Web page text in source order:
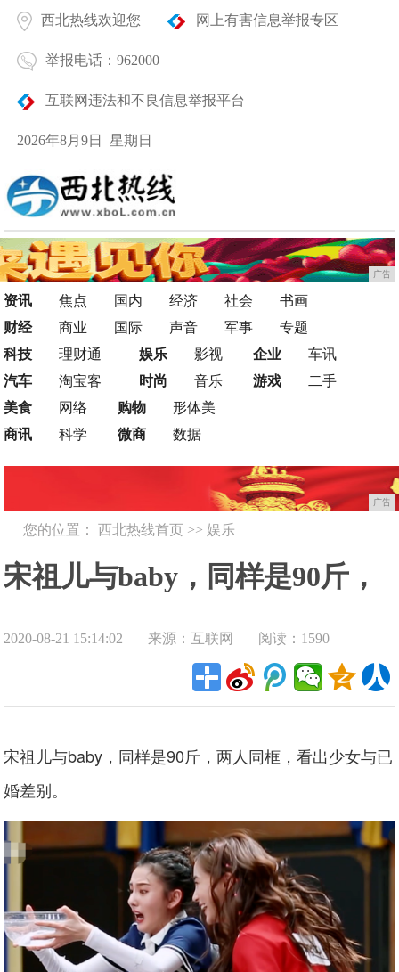
西北热线欢迎您 网上有害信息举报专区
举报电话：962000
互联网违法和不良信息举报平台
2026年8月9日 星期日
广告
资讯 焦点 国内 经济 社会
书画
财经
商业 国际 声音 军事
专题
科技
理财通
汽车
淘宝客
娱乐
影视
时尚
音乐
企业
车讯
游戏
二手
美食
网络
商讯
科学
购物
形体美
微商
数据
广告
您的位置：西北热线首页 >>娱乐
宋祖儿与baby，同样是90斤，
两人同框，看出少女与已婚差
2020-08-21 15:14:02 来源：互联网 阅读：1590
宋祖儿与baby，同样是90斤，两人同框，看出少女与已
婚差别。